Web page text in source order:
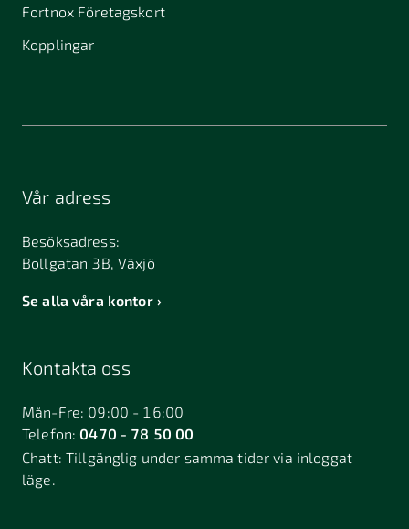
Fortnox Företagskort
Kopplingar
Vår adress
Besöksadress:
Bollgatan 3B, Växjö
Se alla våra kontor
Kontakta oss
Mån-Fre: 09:00 - 16:00
Telefon:0470 - 78 50 00
Chatt:Tillgänglig under samma tider via inloggat
läge.